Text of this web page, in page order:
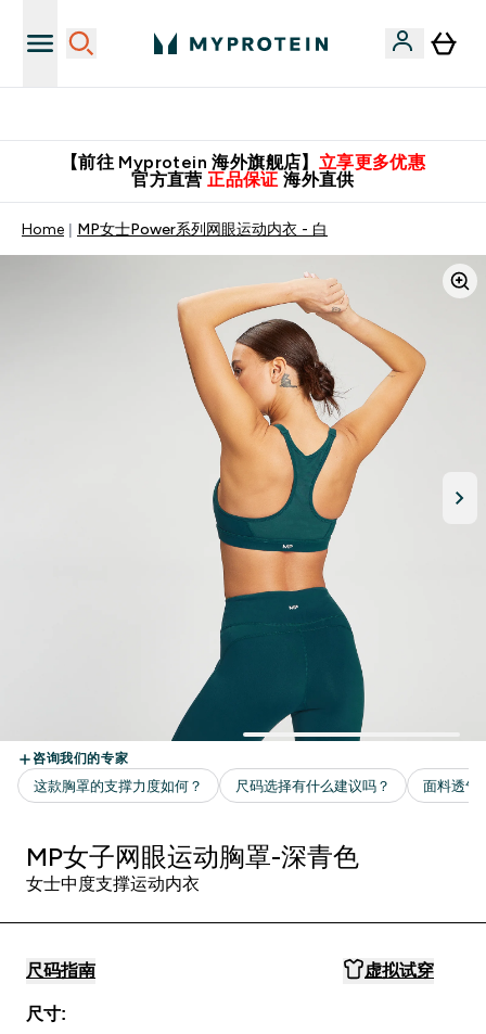
【前往 Myprotein 海外旗舰店】 立享更多优惠
官方直营 正品保证 海外直供
Home MP女士Power系列网眼运动内衣 - 白
MP女子网眼运动胸罩-深青色
女士中度支撑运动内衣
尺码指南 虚拟试穿
尺寸: